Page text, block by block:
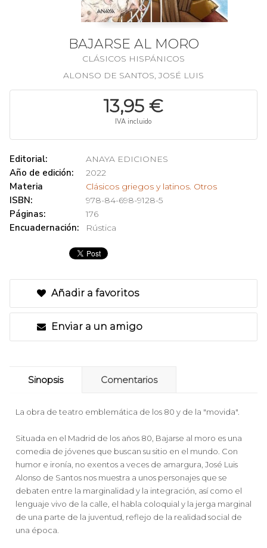
BAJARSE AL MORO
CLÁSICOS HISPÁNICOS
ALONSO DE SANTOS, JOSÉ LUIS
13,95 €
IVA incluido
Editorial: ANAYA EDICIONES
Año de edición: 2022
Materia Clásicos griegos y latinos. Otros
ISBN: 978-84-698-9128-5
Páginas: 176
Encuadernación: Rústica
Añadir a favoritos
Enviar a un amigo
Sinopsis Comentarios
La obra de teatro emblemática de los 80 y de la "movida".
Situada en el Madrid de los años 80, Bajarse al moro es una
comedia de jóvenes que buscan su sitio en el mundo. Con
humor e ironía, no exentos a veces de amargura, José Luis
Alonso de Santos nos muestra a unos personajes que se
debaten entre la marginalidad y la integración, así como el
lenguaje vivo de la calle, el habla coloquial y la jerga marginal
de una parte de la juventud, reflejo de la realidad social de
una época.